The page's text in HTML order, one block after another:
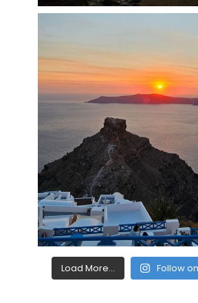
Load More... Follow